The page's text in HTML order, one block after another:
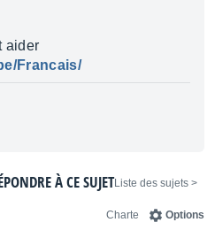
aider
Francais/
< Liste des sujets
À CE SUJET
Options
Charte